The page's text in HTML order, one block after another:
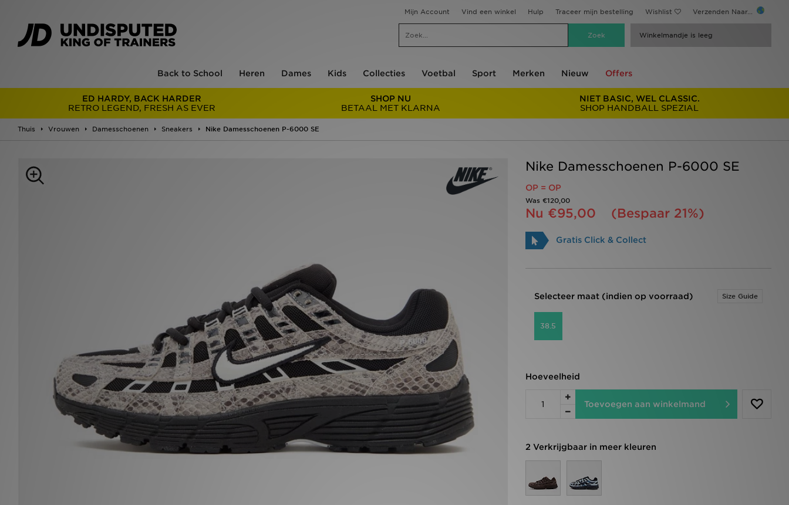
Mijn Account Vind een winkel Hulp Traceer mijn bestelling Wishlist Verzenden Naar...
Winkelmandje is leeg
Back to School Heren Dames Kids Collecties Voetbal Sport Merken Nieuw Offers
ED HARDY, BACK HARDER
RETRO LEGEND, FRESH AS EVER
SHOP NU
BETAAL MET KLARNA
NIET BASIC, WEL CLASSIC.
SHOP HANDBALL SPEZIAL
Thuis Vrouwen Damesschoenen Sneakers Nike Damesschoenen P-6000 SE
Nike Damesschoenen P-6000 SE
OP = OP
Was €120,00
Nu €95,00 (Bespaar 21%)
Gratis Click & Collect
Selecteer maat (indien op voorraad) Size Guide
38.5
Hoeveelheid
Toevoegen aan winkelmand
2 Verkrijgbaar in meer kleuren